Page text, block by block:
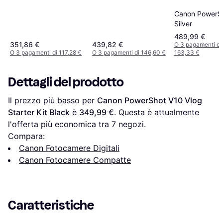
351,86 €
O 3 pagamenti di 117,28 €
439,82 €
O 3 pagamenti di 146,60 €
Canon
Silver
489,99 €
O 3 pagamenti di
163,33 €
Dettagli del prodotto
Il prezzo più basso per Canon PowerShot V10 Vlog
Starter Kit Black è 349,99 €. Questa è attualmente
l'offerta più economica tra 7 negozi.
Compara:
Canon Fotocamere Digitali
Canon Fotocamere Compatte
Caratteristiche